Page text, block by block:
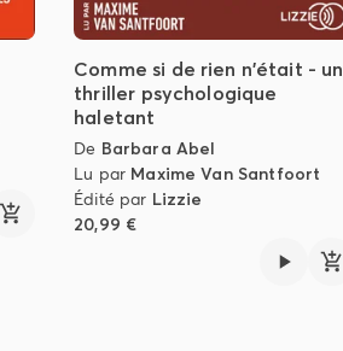
Comme si de rien n'était - un
thriller psychologique
haletant
De Barbara Abel
Lu par Maxime Van Santfoort
Édité par Lizzie
20,99 €